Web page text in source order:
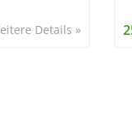
Details »